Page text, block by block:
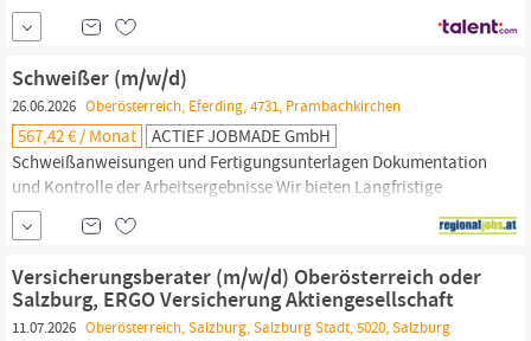
Euro p.a., Gratis-Bankkonto, Förderungen für Kinder,
Vergünstigungen bei Urlauben,
Gesundheitsförderprogramme,
Einkaufsvorteile Aufgaben Du sortierst Brief- und Paketsendungen
Du teilst Werbemittel auf Du
Schweißer (m/w/d)
26.06.2026 Oberösterreich, Eferding, 4731, Prambachkirchen
567,42 € / Monat
ACTIEF JOBMADE GmbH
Schweißanweisungen und Fertigungsunterlagen Dokumentation
und Kontrolle der Arbeitsergebnisse Wir bieten Langfristige
Anstellung in einem erfolgreichen und wachsenden Unternehmen
Abwechslungsreiches Aufgabengebiet mit Eigenverantwortung
Strukturierte Einschulung und Entwicklungsmöglichkeiten
Angenehmes Arbeitsumfeld mit kurzen Entscheidungswegen
Gesundheitsangebote und
Versicherungsberater (m/w/d) Oberösterreich oder
Salzburg, ERGO Versicherung Aktiengesellschaft
11.07.2026 Oberösterreich, Salzburg, Salzburg Stadt, 5020, Salzburg